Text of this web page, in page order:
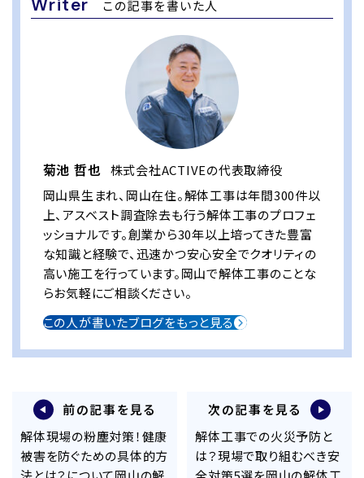
Writer この記事を書いた人
菊池 哲也 株式会社ACTIVEの代表取締役
岡山県生まれ、岡山在住。解体工事は年間300件以
上、アスベスト調査除去も行う解体工事のプロフェ
ッショナルです。創業から30年以上培ってきた豊富
な知識と経験で、迅速かつ安心安全でクオリティの
高い施工を行っています。岡山で解体工事のことな
らお気軽にご相談ください。
この人が書いたブログをもっと見る
前の記事を見る
解体現場の粉塵対策！健康
被害を防ぐための具体的方
次の記事を見る
解体工事での火災予防と
は？現場で取り組むべき安